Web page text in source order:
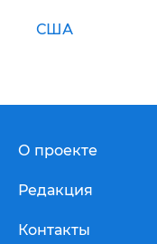
США
О проекте
Редакция
Контакты